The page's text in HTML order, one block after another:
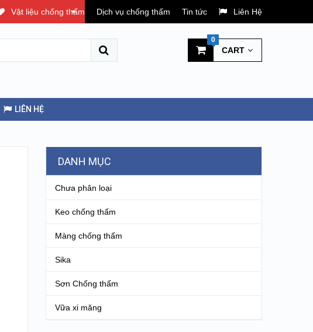
Vật liệu chống thấm Dịch vụ chống thấm Tin tức Liên Hệ
CART
0
LIÊN HỆ
DANH MỤC
Chưa phân loại
Keo chống thấm
Màng chống thấm
Sika
Sơn Chống thấm
Vữa xi măng